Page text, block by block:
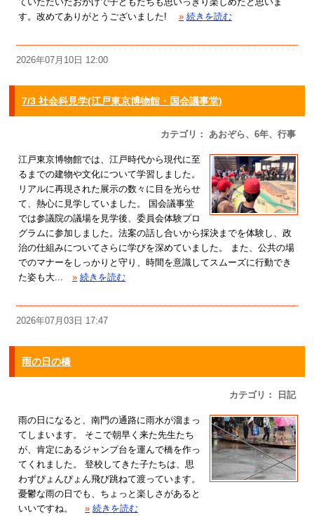
す。改めてありがとうございました!
» 続きを読む
2026年07月10日 12:00
7/3 社会科見学(江戸東京博物館・国会議事堂)
カテゴリ： あおぞら、6年、行事
江戸東京博物館では、江戸時代から現代に至
るまでの建物や文化について学習しました。
リアルに再現された展示の数々に目を光らせ
て、熱心に見学していました。 国会議事堂
では参議院の議場を見学後、委員会体験プロ
グラムに参加しました。法案の話し合いから採決までを体験し、政
治の仕組みについてさらに学びを深めていました。 また、公共の場
でのマナーをしっかりと守り、時間を意識してスムーズに行動でき
た姿も大...
» 続きを読む
2026年07月03日 17:47
雨の日の橋
カテゴリ： 日記
雨の日になると、南門の通路に雨水が溜まっ
てしまいます。 そこで朝早く来た先生たち
が、肯定にあるジャンプ台を運んで橋を作っ
てくれました。 登校してきた子たちは、思
わずぴょんぴょん飛び跳ねて渡っています。
憂鬱な雨の日でも、ちょっと楽しさがあると
いいですね。
» 続きを読む